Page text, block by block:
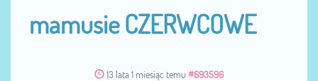
mamusie CZERWCOWE
13 lata 1 miesiąc temu #693596